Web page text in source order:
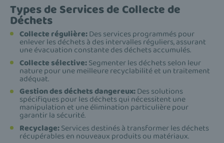
Types de Services de Collecte de
Déchets
Collecte régulière:Des services programmés pour
enlever les déchets à des intervalles réguliers, assurant
une évacuation constante des déchets accumulés.
Collecte sélective:Segmenter les déchets selon leur
nature pour une meilleure recyclabilité et un traitement
adéquat.
Gestion des déchets dangereux:Des solutions
spécifiques pour les déchets qui nécessitent une
manipulation et une élimination particulière pour
garantir la sécurité.
Recyclage:Services destinés à transformer les déchets
récupérables en nouveaux produits ou matériaux.